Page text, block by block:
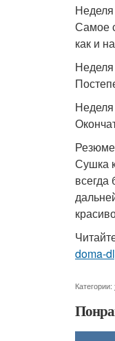
Самое
как и
Сушка
всегда
doma-
Категории: